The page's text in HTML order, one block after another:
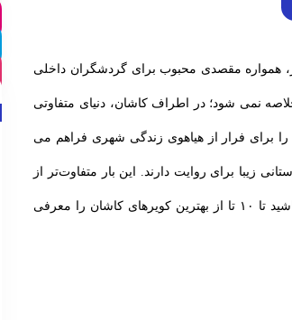
همواره مقصدی محبوب برای گردشگران داخلی
نمی ‌شود؛ در اطراف کاشان، دنیای متفاوتی
برای فرار از هیاهوی زندگی شهری فراهم می
زیبا برای روایت دارند. این بار متفاوت‌تر از
همیشه، شما را به مکانی خاص دعوت می کنیم؛ کویر گردی کاشان! با ما همراه باشید تا ۱۰ تا از بهترین کویرهای کاشان را معرفی